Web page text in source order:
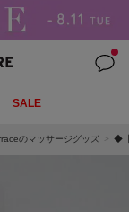
SALE
のマッサージグッズ ◆